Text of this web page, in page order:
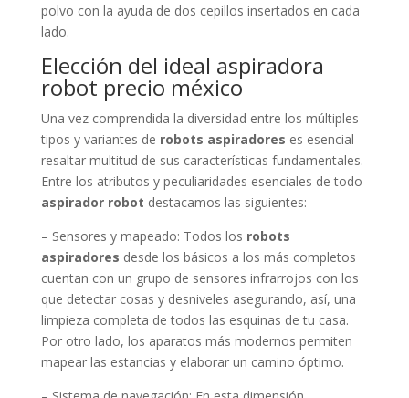
polvo con la ayuda de dos cepillos insertados en cada
lado.
Elección del ideal aspiradora
robot precio méxico
Una vez comprendida la diversidad entre los múltiples
tipos y variantes de robots aspiradores es esencial
resaltar multitud de sus características fundamentales.
Entre los atributos y peculiaridades esenciales de todo
aspirador robot destacamos las siguientes:
– Sensores y mapeado: Todos los robots
aspiradores desde los básicos a los más completos
cuentan con un grupo de sensores infrarrojos con los
que detectar cosas y desniveles asegurando, así, una
limpieza completa de todos las esquinas de tu casa.
Por otro lado, los aparatos más modernos permiten
mapear las estancias y elaborar un camino óptimo.